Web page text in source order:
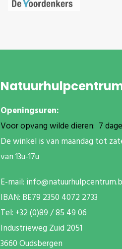
Openingsuren:
Voor opvang wilde dieren: 7
De winkel is van maandag tot
van 13u-17u
E-mail:
IBAN: BE79 2350 4072 2733
Tel: +32 (0)89 / 85 49 06
Industrieweg Zuid 2051
3660 Oudsbergen